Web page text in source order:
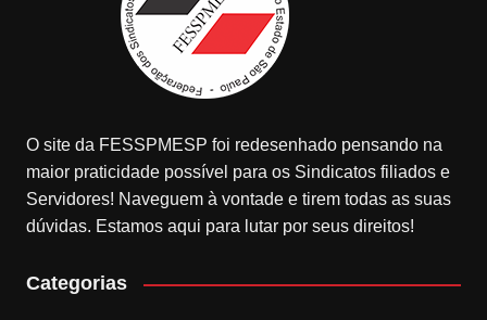
O site da FESSPMESP foi redesenhado pensando na
maior praticidade possível para os Sindicatos filiados e
Servidores! Naveguem à vontade e tirem todas as suas
dúvidas. Estamos aqui para lutar por seus direitos!
Categorias